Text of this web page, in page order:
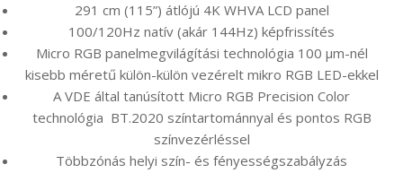
291 cm (115”) átlójú 4K WHVA LCD panel
100/120Hz natív (akár 144Hz) képfrissítés
Micro RGB panelmegvilágítási technológia 100 µm-nél
kisebb méretű külön-külön vezérelt mikro RGB LED-ekkel
A VDE által tanúsított Micro RGB Precision Color
technológia BT.2020 színtartománnyal és pontos RGB
színvezérléssel
Többzónás helyi szín- és fényességszabályzás